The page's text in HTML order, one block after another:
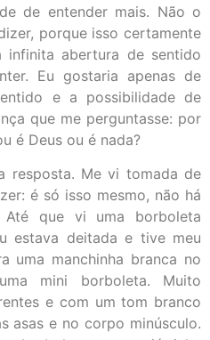
de entender mais. Não o
porque isso certamente
infinita abertura de sentido
Eu gostaria apenas de
e a possibilidade de
que me perguntasse: por
é Deus ou é nada?
resposta. Me vi tomada de
é só isso mesmo, não há
Até que vi uma borboleta
estava deitada e tive meu
uma manchinha branca no
mini borboleta. Muito
e com um tom branco
asas e no corpo minúsculo.